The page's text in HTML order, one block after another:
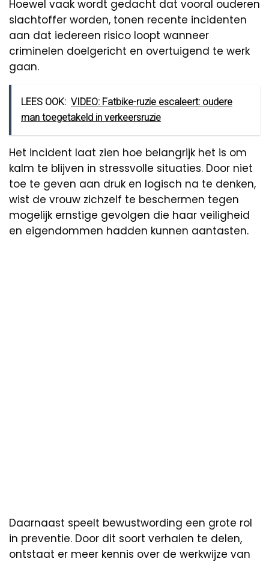
Hoewel vaak wordt gedacht dat vooral ouderen
slachtoffer worden, tonen recente incidenten
aan dat iedereen risico loopt wanneer
criminelen doelgericht en overtuigend te werk
gaan.
LEES OOK: VIDEO: Fatbike-ruzie escaleert: oudere
man toegetakeld in verkeersruzie
Het incident laat zien hoe belangrijk het is om
kalm te blijven in stressvolle situaties. Door niet
toe te geven aan druk en logisch na te denken,
wist de vrouw zichzelf te beschermen tegen
mogelijk ernstige gevolgen die haar veiligheid
en eigendommen hadden kunnen aantasten.
Daarnaast speelt bewustwording een grote rol
in preventie. Door dit soort verhalen te delen,
ontstaat er meer kennis over de werkwijze van